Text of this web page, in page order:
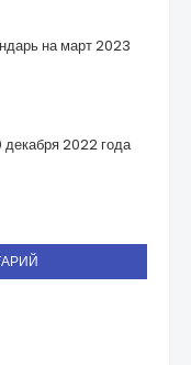
на март 2023
декабря 2022 года